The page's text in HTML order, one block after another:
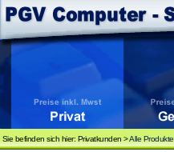
Sie befinden sich hier: Privatkunden >Alle Produkte